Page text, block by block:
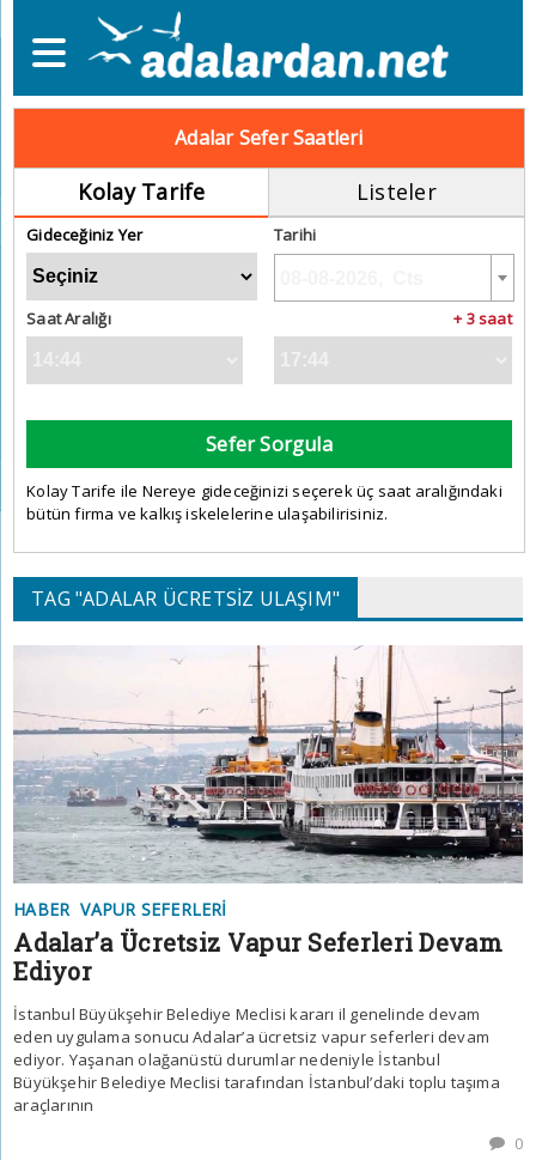
Adalar Sefer Saatleri
Kolay Tarife Listeler
Gideceğiniz Yer Tarihi
Saat Aralığı + 3 saat
Sefer Sorgula
Kolay Tarife ile Nereye gideceğinizi seçerek üç saat aralığındaki
bütün firma ve kalkış iskelelerine ulaşabilirisiniz.
TAG "ADALAR ÜCRETSIZ ULAŞIM"
HABER VAPUR SEFERLERI
Adalar’a Ücretsiz Vapur Seferleri Devam
Ediyor
İstanbul Büyükşehir Belediye Meclisi kararı il genelinde devam
eden uygulama sonucu Adalar’a ücretsiz vapur seferleri devam
ediyor. Yaşanan olağanüstü durumlar nedeniyle İstanbul
Büyükşehir Belediye Meclisi tarafından İstanbul’daki toplu taşıma
araçlarının
0